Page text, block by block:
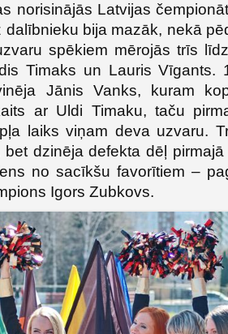
norisinājās Latvijas
dalībnieku bija mazāk, nekā
spēkiem mērojās trīs
Timaks un Lauris Vīgants.
Jānis Vanks, kuram
ar Uldi Timaku, taču
laiks viņam deva uzvaru.
bet dzinēja defekta dēļ
no sacīkšu favorītiem –
Igors Zubkovs.